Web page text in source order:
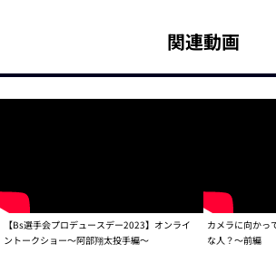
関連動画
【Bs選手会プロデュースデー2023】オンライ
ントークショー～阿部翔太投手編～
カメラに向かっ
な人？～前編